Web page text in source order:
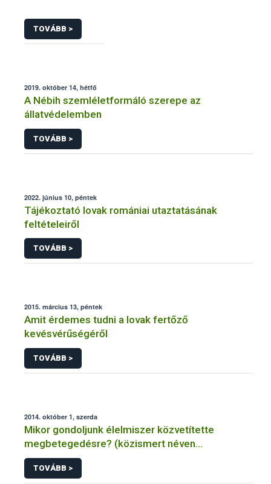
TOVÁBB >
2019. október 14, hétfő
A Nébih szemléletformáló szerepe az
állatvédelemben
TOVÁBB >
2022. június 10, péntek
Tájékoztató lovak romániai utaztatásának
feltételeiről
TOVÁBB >
2015. március 13, péntek
Amit érdemes tudni a lovak fertőző
kevésvérűségéről
TOVÁBB >
2014. október 1, szerda
Mikor gondoljunk élelmiszer közvetítette
megbetegedésre? (közismert néven
ételmérgezésre, ételfertőzésre)
TOVÁBB >